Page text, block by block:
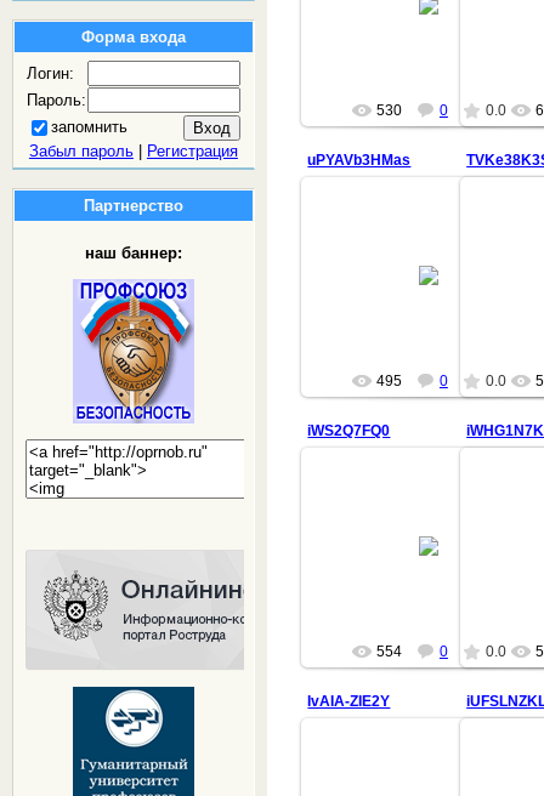
Форма входа
Логин:
Пароль:
запомнить
Забыл пароль| Регистрация
Партнерство
наш баннер:
530 0 0.0
uPYAVb3HMas
495 0 0.0
iWS2Q7FQ0
554 0 0.0
IvAIA-ZIE2Y